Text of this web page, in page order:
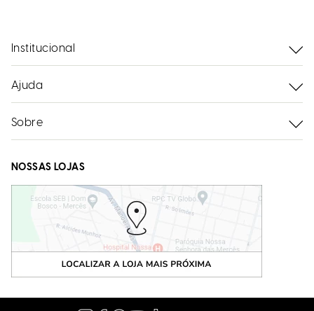
Institucional
Ajuda
Sobre
NOSSAS LOJAS